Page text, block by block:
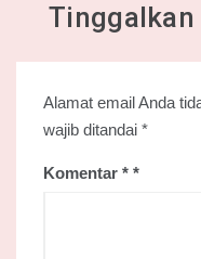
Tinggalkan
Alamat email Anda
wajib ditandai *
Komentar *